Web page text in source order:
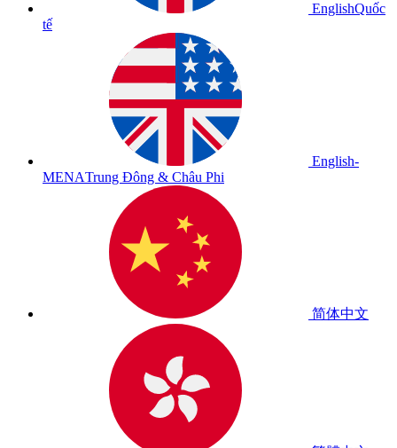
EnglishQuốc
tế
English-
MENATrung Đông & Châu Phi
简体中文